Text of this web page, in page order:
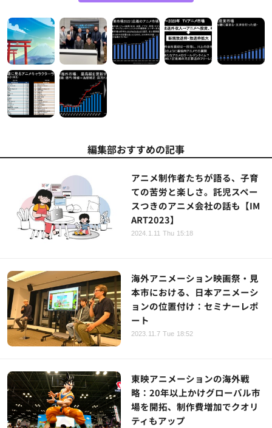
編集部おすすめの記事
アニメ制作者たちが語る、子育
ての苦労と楽しさ。託児スペー
スつきのアニメ会社の話も【IM
ART2023】
2024.1.11 Thu 15:18
海外アニメーション映画祭・見
本市における、日本アニメーシ
ョンの位置付け：セミナーレポ
ート
2023.11.7 Tue 18:52
東映アニメーションの海外戦
略：20年以上かけグローバル市
場を開拓、制作費増加でクオリ
ティもアップ